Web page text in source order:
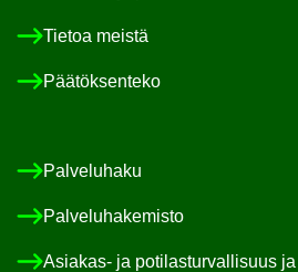
Tie­toa meis­tä
Pää­tök­sen­te­ko
Pal­ve­lu­ha­ku
Pal­ve­lu­ha­ke­mis­to
Asiakas-​ ja po­ti­las­tur­val­li­suus